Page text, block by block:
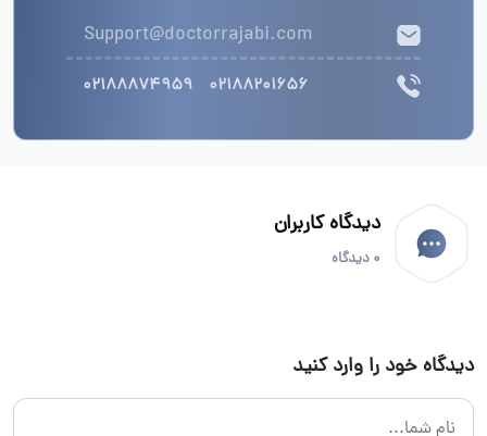
Support@doctorrajabi.com
02188201656
02188874959
دیدگاه کاربران
0 دیدگاه
دیدگاه خود را وارد کنید